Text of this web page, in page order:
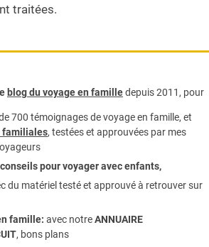
traitées.
blog du voyage en familledepuis 2011, pour
700 témoignages devoyage en famille, et
familiales, testées et approuvées par mes
conseils pour voyager avec enfants,
du matériel testé et approuvé à retrouver sur
famille: avec notreANNUAIRE
, bons plans